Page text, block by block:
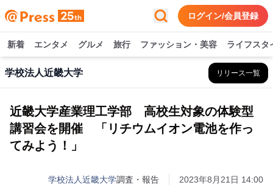
ログイン/会員登録
新着 エンタメ グルメ 旅行 ファッション・美容 ライフスタ
学校法人近畿大学 リリース一覧
近畿大学産業理工学部 高校生対象の体験型
講習会を開催 「リチウムイオン電池を作っ
てみよう！」
学校法人近畿大学調査・報告 2023年8月21日 14:00